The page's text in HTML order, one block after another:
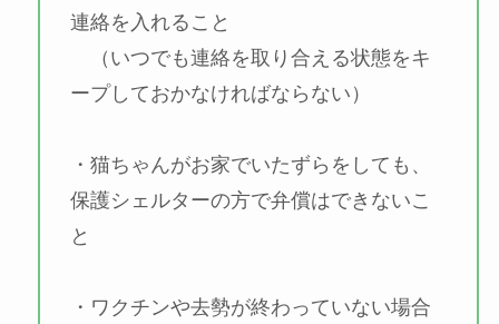
連絡を入れること
（いつでも連絡を取り合える状態をキ
ープしておかなければならない）
・猫ちゃんがお家でいたずらをしても、
保護シェルターの方で弁償はできないこ
と
・ワクチンや去勢が終わっていない場合